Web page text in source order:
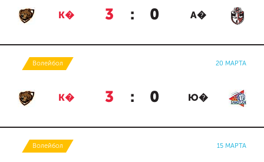
К� 3 : 0 А�
Волейбол 20 МАРТА
К� 3 : 0 Ю�
Волейбол 15 МАРТА